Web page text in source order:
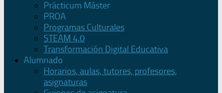
Prácticum Máster
PROA
Programas Culturales
STEAM 4.0
Transformación Digital Educativa
Alumnado
Horarios, aulas, tutores, profesores,
asignaturas